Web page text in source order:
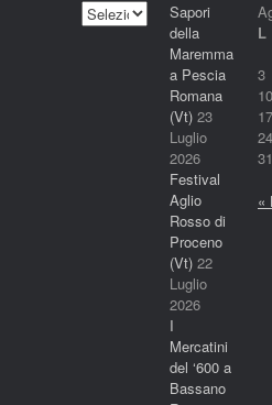
nostri
Sapori
della
Maremma
a Pescia
Romana
(Vt) 23
Luglio
2026
Festival
Aglio
Rosso di
Proceno
(Vt) 22
Luglio
2026
I
Mercatini
del ‘600 a
Bassano
L
3
10
17
24
31
«